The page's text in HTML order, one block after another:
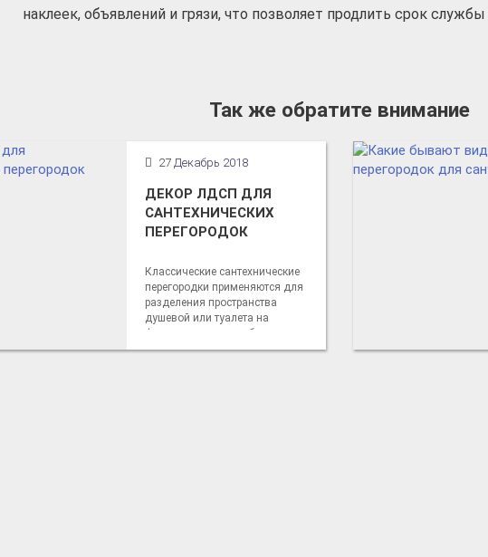
наклеек, объявлений и грязи, что позволяет продлить срок службы
Так же обратите внимание
27 Декабрь 2018
ДЕКОР ЛДСП ДЛЯ
САНТЕХНИЧЕСКИХ
ПЕРЕГОРОДОК
Классические сантехнические
перегородки применяются для
разделения пространства
душевой или туалета на
функциональные кабинки,
позволяющие пользователям